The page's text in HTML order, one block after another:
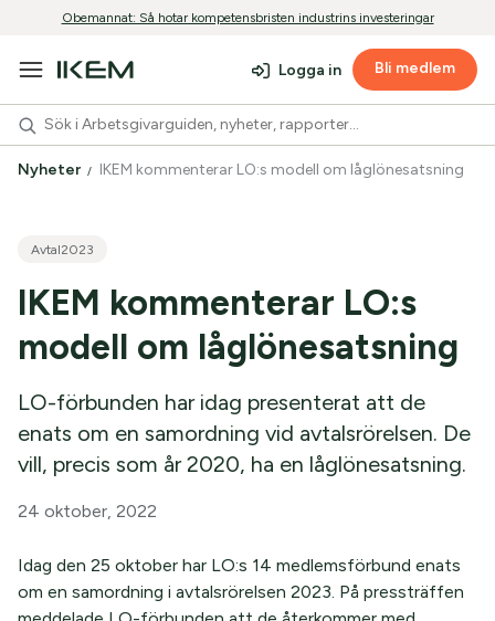
Obemannat: Så hotar kompetensbristen industrins investeringar
Logga in Bli medlem
Nyheter IKEM kommenterar LO:s modell om låglönesatsning
Avtal2023
IKEM kommenterar LO:s
modell om låglönesatsning
LO-förbunden har idag presenterat att de
enats om en samordning vid avtalsrörelsen. De
vill, precis som år 2020, ha en låglönesatsning.
24 oktober, 2022
Idag den 25 oktober har LO:s 14 medlemsförbund enats
om en samordning i avtalsrörelsen 2023. På pressträffen